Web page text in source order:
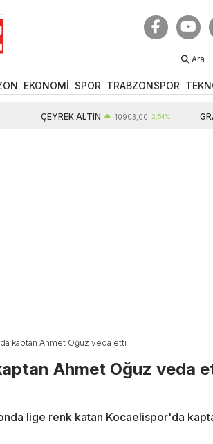
Ara
EKONOMİ SPOR TRABZONSPOR
ÇEYREK ALTIN 10903,00 2,54% GRAM
kaptan Ahmet Oğuz veda etti
Ahmet Oğuz veda
lige renk katan Kocaelispor'da